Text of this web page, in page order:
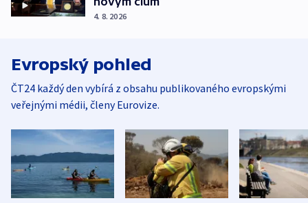
4. 8. 2026
Evropský pohled
ČT24 každý den vybírá z obsahu publikovaného evropskými
veřejnými médii, členy Eurovize.